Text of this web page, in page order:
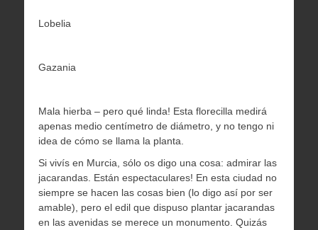
Lobelia
Gazania
Mala hierba – pero qué linda! Esta florecilla medirá
apenas medio centímetro de diámetro, y no tengo ni
idea de cómo se llama la planta.
Si vivís en Murcia, sólo os digo una cosa: admirar las
jacarandas. Están espectaculares! En esta ciudad no
siempre se hacen las cosas bien (lo digo así por ser
amable), pero el edil que dispuso plantar jacarandas
en las avenidas se merece un monumento. Quizás